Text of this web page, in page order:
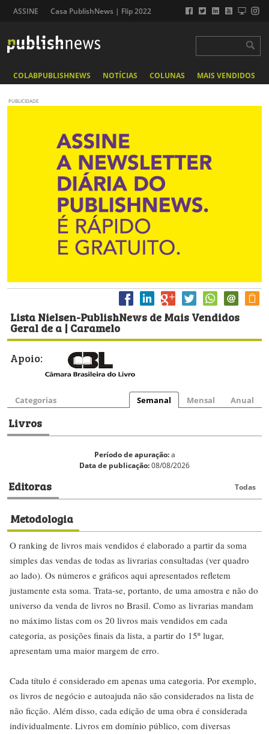
ASSINE Casa PublishNews | Flip 2022
COLABPUBLISHNEWS NOTÍCIAS COLUNAS MAIS VENDIDOS
PUBLICIDADE
Lista Nielsen-PublishNews de Mais Vendidos
Geral de a | Caramelo
Apoio:
Categorias Semanal Mensal Anual
Livros
Período de apuração:a
Data de publicação:08/08/2026
Editoras Todas
Metodologia
O ranking de livros mais vendidos é elaborado a partir da soma
simples das vendas de todas as livrarias consultadas (ver quadro
ao lado). Os números e gráficos aqui apresentados refletem
justamente esta soma. Trata-se, portanto, de uma amostra e não do
universo da venda de livros no Brasil. Como as livrarias mandam
no máximo listas com os 20 livros mais vendidos em cada
categoria, as posições finais da lista, a partir do 15º lugar,
apresentam uma maior margem de erro.
Cada título é considerado em apenas uma categoria. Por exemplo,
os livros de negócio e autoajuda não são considerados na lista de
não ficção. Além disso, cada edição de uma obra é considerada
individualmente. Livros em domínio público, com diversas